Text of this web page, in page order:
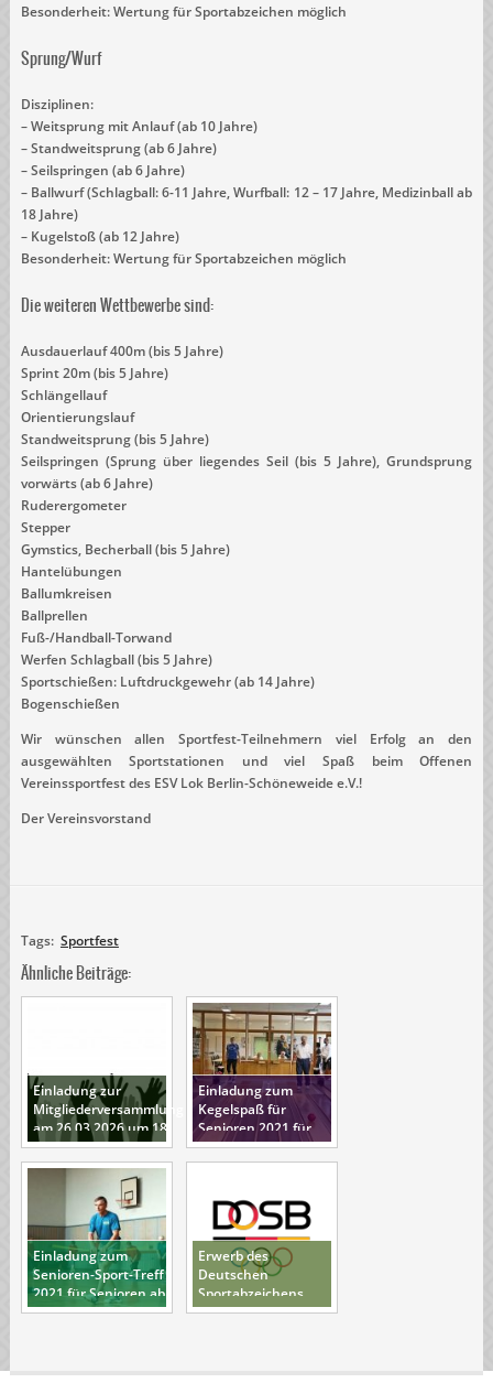
Besonderheit: Wertung für Sportabzeichen möglich
Sprung/Wurf
Disziplinen:
– Weitsprung mit Anlauf (ab 10 Jahre)
– Standweitsprung (ab 6 Jahre)
– Seilspringen (ab 6 Jahre)
– Ballwurf (Schlagball: 6-11 Jahre, Wurfball: 12 – 17 Jahre, Medizinball ab
18 Jahre)
– Kugelstoß (ab 12 Jahre)
Besonderheit: Wertung für Sportabzeichen möglich
Die weiteren Wettbewerbe sind:
Ausdauerlauf 400m (bis 5 Jahre)
Sprint 20m (bis 5 Jahre)
Schlängellauf
Orientierungslauf
Standweitsprung (bis 5 Jahre)
Seilspringen (Sprung über liegendes Seil (bis 5 Jahre), Grundsprung
vorwärts (ab 6 Jahre)
Ruderergometer
Stepper
Gymstics, Becherball (bis 5 Jahre)
Hantelübungen
Ballumkreisen
Ballprellen
Fuß-/Handball-Torwand
Werfen Schlagball (bis 5 Jahre)
Sportschießen: Luftdruckgewehr (ab 14 Jahre)
Bogenschießen
Wir wünschen allen Sportfest-Teilnehmern viel Erfolg an den
ausgewählten Sportstationen und viel Spaß beim Offenen
Vereinssportfest des ESV Lok Berlin-Schöneweide e.V.!
Der Vereinsvorstand
Tags: Sportfest
Ähnliche Beiträge:
Einladung zur
Mitgliederversammlung
am 26.03.2026 um 18
Uhr
Einladung zum
Kegelspaß für
Senioren 2021 für
Senioren ab 60 Jahre
Einladung zum
Senioren-Sport-Treff
2021 für Senioren ab
60 Jahre
Erwerb des
Deutschen
Sportabzeichens
2021 - bei uns ist es